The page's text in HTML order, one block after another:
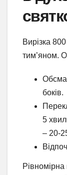
Вирізка
тим’яном.
боків.
5
– 20-
Рівномірна